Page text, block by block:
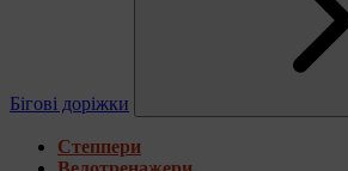
Бігові доріжки
Степпери